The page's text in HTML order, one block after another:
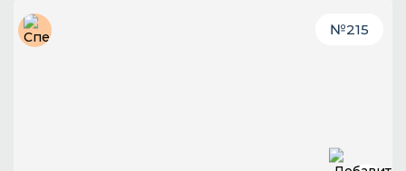
№215